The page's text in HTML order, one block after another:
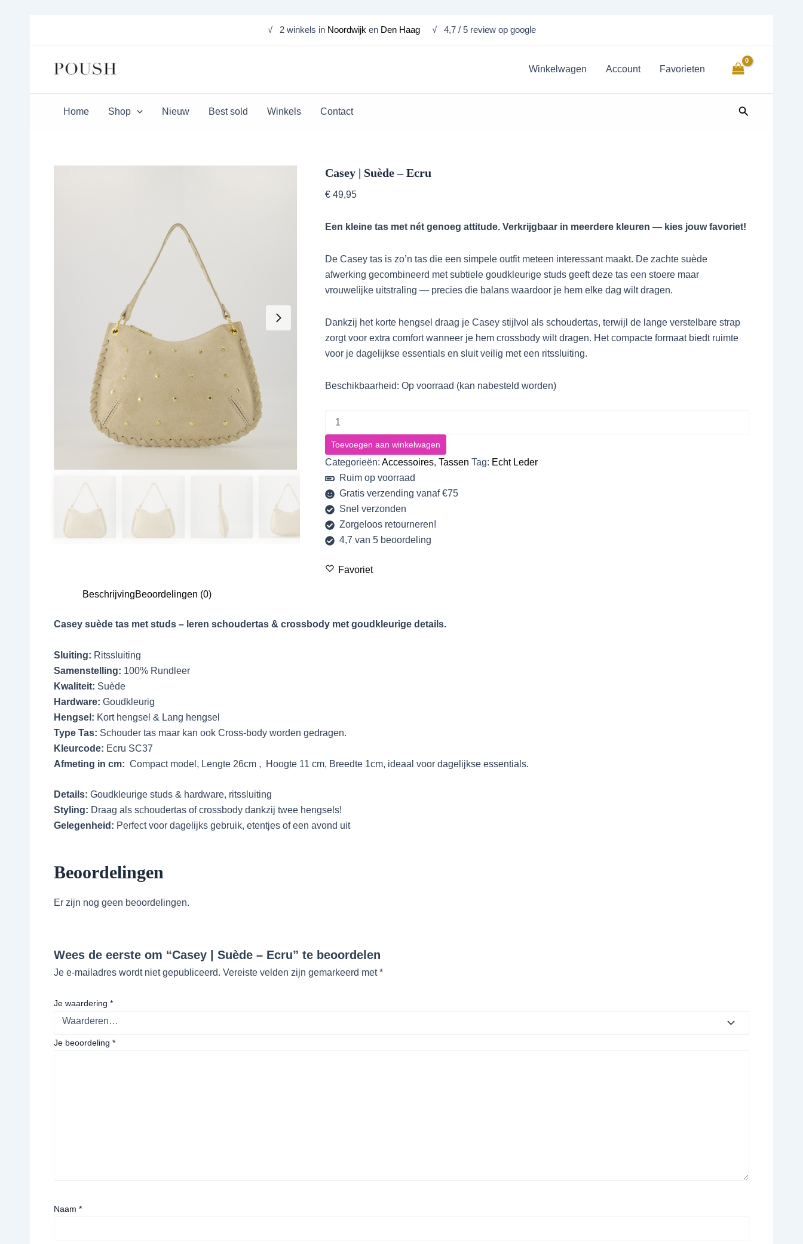
√ 2 winkels in Noordwijk en Den Haag √ 4,7 / 5 review op google
Winkelwagen Account Favorieten
Home Shop Nieuw Best sold Winkels Contact Zoeken
Casey | Suède – Ecru
€49,95
Een kleine tas met nét genoeg attitude. Verkrijgbaar in meerdere kleuren — kies jouw favoriet!
De Casey tas is zo’n tas die een simpele outfit meteen interessant maakt. De zachte suède
afwerking gecombineerd met subtiele goudkleurige studs geeft deze tas een stoere maar
vrouwelijke uitstraling — precies die balans waardoor je hem elke dag wilt dragen.
Dankzij het korte hengsel draag je Casey stijlvol als schoudertas, terwijl de lange verstelbare strap
zorgt voor extra comfort wanneer je hem crossbody wilt dragen. Het compacte formaat biedt ruimte
voor je dagelijkse essentials en sluit veilig met een ritssluiting.
Beschikbaarheid: Op voorraad (kan nabesteld worden)
|
Toevoegen aan winkelwagen
Categorieën: Accessoires, Tassen Tag: Echt Leder
Ruim op voorraad
Gratis verzending vanaf €75
Snel verzonden
Zorgeloos retourneren!
4,7 van 5 beoordeling
Favoriet
BeschrijvingBeoordelingen (0)
Casey suède tas met studs – leren schoudertas & crossbody met goudkleurige details.
Sluiting: Ritssluiting
Samenstelling: 100% Rundleer
Kwaliteit: Suède
Hardware: Goudkleurig
Hengsel: Kort hengsel & Lang hengsel
Type Tas: Schouder tas maar kan ook Cross-body worden gedragen.
Kleurcode: Ecru SC37
Afmeting in cm: Compact model, Lengte 26cm , Hoogte 11 cm, Breedte 1cm, ideaal voor dagelijkse essentials.
Details: Goudkleurige studs & hardware, ritssluiting
Styling: Draag als schoudertas of crossbody dankzij twee hengsels!
Gelegenheid: Perfect voor dagelijks gebruik, etentjes of een avond uit
Beoordelingen
Er zijn nog geen beoordelingen.
Wees de eerste om “Casey | Suède – Ecru” te beoordelen
Je e-mailadres wordt niet gepubliceerd. Vereiste velden zijn gemarkeerd met*
Je waardering *
Je beoordeling *
Naam *